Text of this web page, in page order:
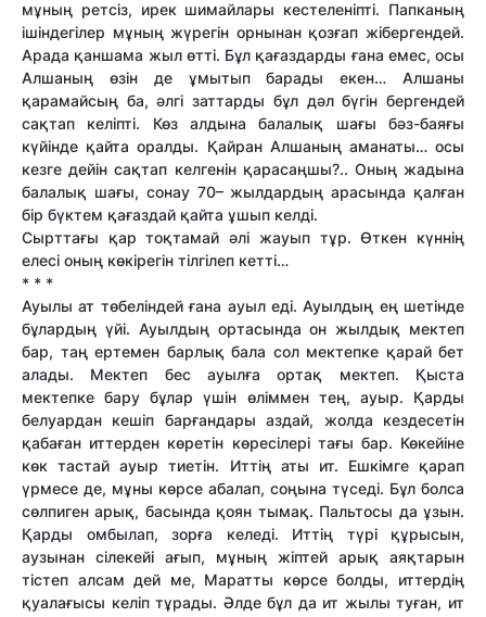
мұның ретсіз, ирек шимайлары кестеленіпті. Папканың
ішіндегілер мұның жүрегін орнынан қозғап жібергендей.
Арада қаншама жыл өт­ті. Бұл қағаздарды ғана емес, осы
Алшаның өзін де ұмытып барады екен… Алшаны
қарамайсың ба, әлгі зат­тарды бұл дәл бүгін бергендей
сақтап келіпті. Көз алдына балалық шағы бәз-баяғы
күйінде қайта оралды. Қайран Алшаның аманаты… осы
кезге дейін сақтап келгенін қарасаңшы?.. Оның жадына
балалық шағы, сонау 70– жылдардың арасында қалған
бір бүктем қағаздай қайта ұшып келді.
Сырт­тағы қар тоқтамай әлі жауып тұр. Өткен күннің
елесі оның көкірегін тілгілеп кет­ті…
* * *
Ауылы ат төбеліндей ғана ауыл еді. Ауылдың ең шетінде
бұлардың үйі. Ауылдың ортасында он жылдық мектеп
бар, таң ертемен барлық бала сол мектепке қарай бет
алады. Мектеп бес ауылға ортақ мектеп. Қыста
мектепке бару бұлар үшін өліммен тең, ауыр. Қарды
белуардан кешіп барғандары аздай, жолда кез­десетін
қабаған ит­терден көретін көресілері тағы бар. Көкейіне
көк тастай ауыр тиетін. Ит­тің аты ит. Ешкімге қарап
үрмесе де, мұны көрсе абалап, соңына түседі. Бұл болса
сөлпиген арық, басында қоян тымақ. Пальтосы да ұзын.
Қарды омбылап, зорға келеді. Ит­тің түрі құрысын,
аузынан сілекейі ағып, мұның жіптей арық аяқтарын
тістеп алсам дей ме, Марат­ты көрсе болды, ит­тердің
қуалағысы келіп тұрады. Әлде бұл да ит жылы туған, ит